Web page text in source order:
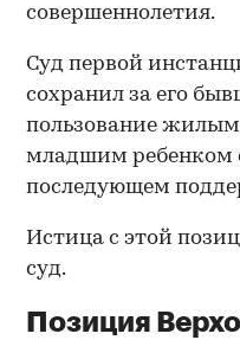
совершеннолетия.
Суд первой
сохранил за его
пользование
младшим ребенком
последующем
Истица с этой
суд.
Позиция